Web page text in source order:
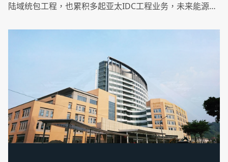
陆域统包工程，也累积多起亚太IDC工程业务，未来能源事